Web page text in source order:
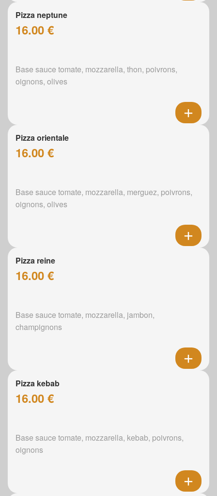
Pizza neptune
16.00 €
Base sauce tomate, mozzarella, thon, poivrons,
oignons, olives
Pizza orientale
16.00 €
Base sauce tomate, mozzarella, merguez, poivrons,
oignons, olives
Pizza reine
16.00 €
Base sauce tomate, mozzarella, jambon,
champignons
Pizza kebab
16.00 €
Base sauce tomate, mozzarella, kebab, poivrons,
oignons